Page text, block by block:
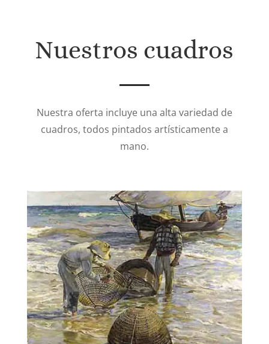
Nuestros cuadros
Nuestra oferta incluye una alta variedad de
cuadros, todos pintados artísticamente a
mano.